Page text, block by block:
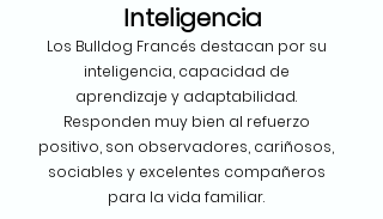
Inteligencia
Los Bulldog Francés destacan por su
inteligencia, capacidad de
aprendizaje y adaptabilidad.
Responden muy bien al refuerzo
positivo, son observadores, cariñosos,
sociables y excelentes compañeros
para la vida familiar.